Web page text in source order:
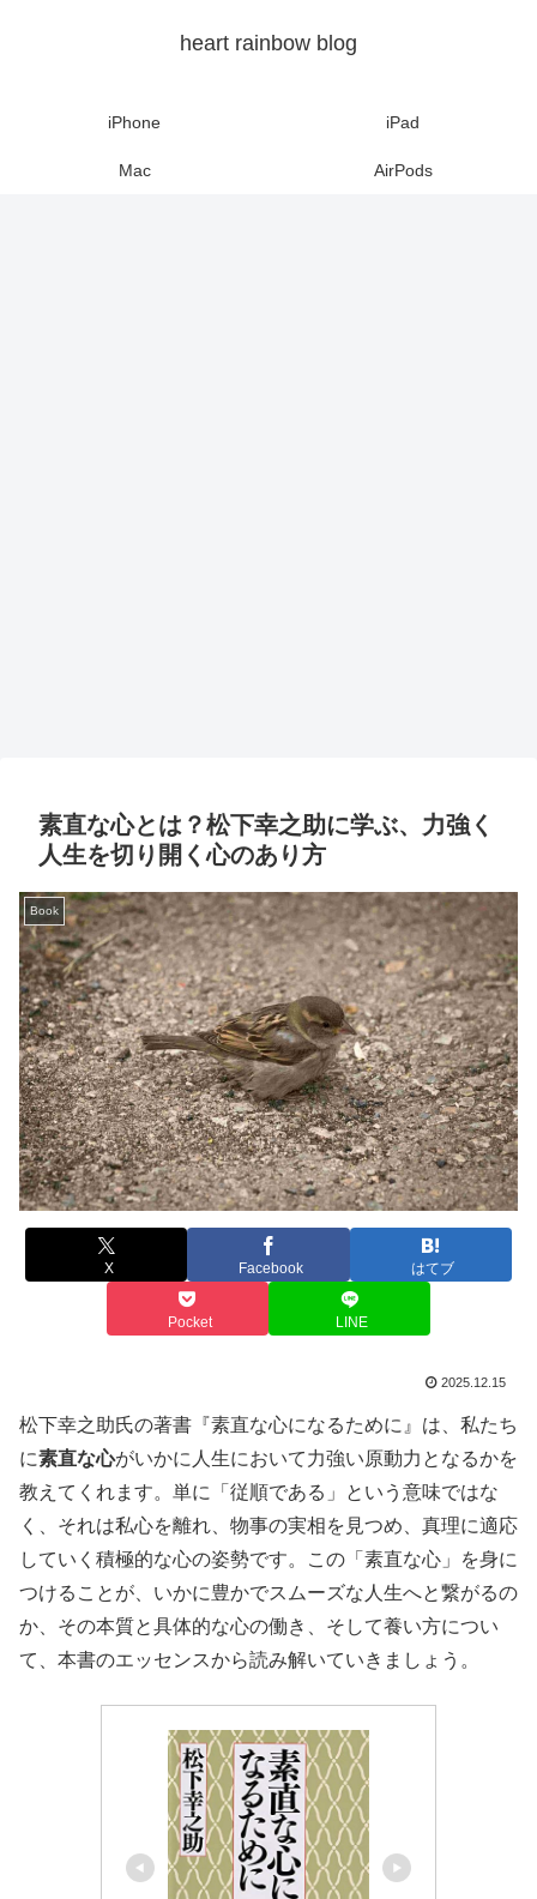
heart rainbow blog
iPhone iPad
Mac AirPods
素直な心とは？松下幸之助に学ぶ、力強く
人生を切り開く心のあり方
Book
X Facebook はてブ
Pocket LINE
2025.12.15
松下幸之助氏の著書『素直な心になるために』は、私たち
に素直な心がいかに人生において力強い原動力となるかを
教えてくれます。単に「従順である」という意味ではな
く、それは私心を離れ、物事の実相を見つめ、真理に適応
していく積極的な心の姿勢です。この「素直な心」を身に
つけることが、いかに豊かでスムーズな人生へと繋がるの
か、その本質と具体的な心の働き、そして養い方につい
て、本書のエッセンスから読み解いていきましょう。